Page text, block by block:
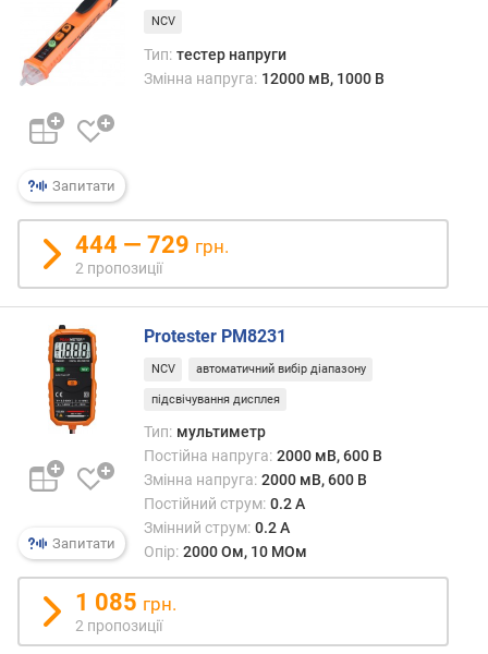
а
п
о
у
л
р
н
с
в
і
д
д
ш
е
х
д
о
д
о
Запитати
NCV
Тип: тестер напруги
Змінна напруга: 12000 мВ, 1000 В
444 — 729 грн.
2 пропозиції
Запитати
Protester PM8231
NCV автоматичний вибір діапазону
підсвічування дисплея
Тип: мультиметр
Постійна напруга: 2000 мВ, 600 В
Змінна напруга: 2000 мВ, 600 В
Постійний струм: 0.2 А
Змінний струм: 0.2 А
Опір: 2000 Ом, 10 МОм
1 085 грн.
2 пропозиції